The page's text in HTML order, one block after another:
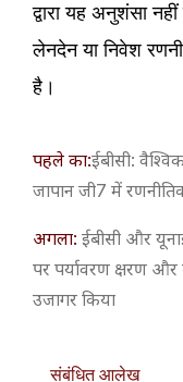
द्वारा यह अनुशंसा
लेनदेन या निवेश
है।
पहले का:​ईबीसी:
जापान जी7 में
अगला: ईबीसी और
पर पर्यावरण क्षरण
उजागर किया
संबंधित आलेख